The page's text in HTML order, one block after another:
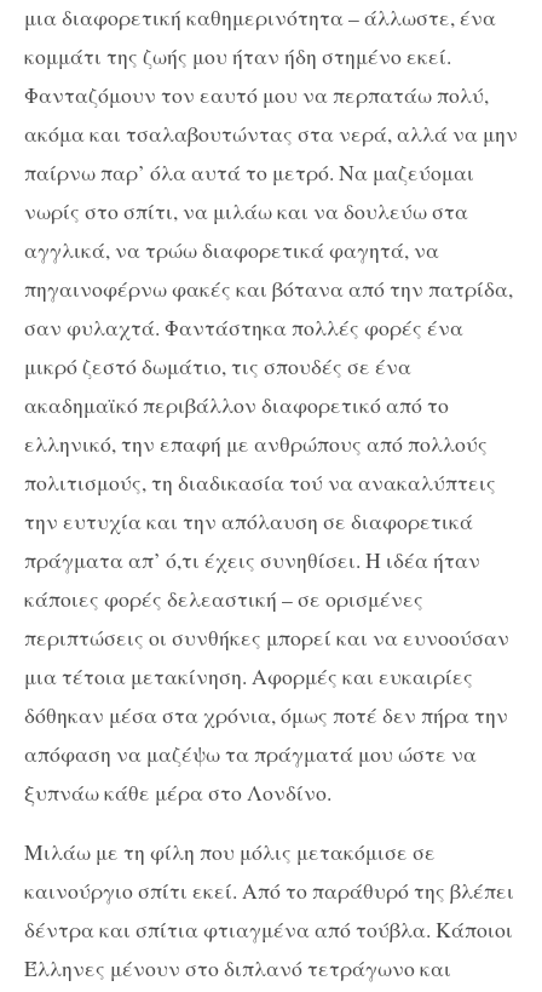
μια διαφορετική καθημερινότητα – άλλωστε, ένα
κομμάτι της ζωής μου ήταν ήδη στημένο εκεί.
Φανταζόμουν τον εαυτό μου να περπατάω πολύ,
ακόμα και τσαλαβουτώντας στα νερά, αλλά να μην
παίρνω παρ’ όλα αυτά το μετρό. Να μαζεύομαι
νωρίς στο σπίτι, να μιλάω και να δουλεύω στα
αγγλικά, να τρώω διαφορετικά φαγητά, να
πηγαινοφέρνω φακές και βότανα από την πατρίδα,
σαν φυλαχτά. Φαντάστηκα πολλές φορές ένα
μικρό ζεστό δωμάτιο, τις σπουδές σε ένα
ακαδημαϊκό περιβάλλον διαφορετικό από το
ελληνικό, την επαφή με ανθρώπους από πολλούς
πολιτισμούς, τη διαδικασία τού να ανακαλύπτεις
την ευτυχία και την απόλαυση σε διαφορετικά
πράγματα απ’ ό,τι έχεις συνηθίσει. Η ιδέα ήταν
κάποιες φορές δελεαστική – σε ορισμένες
περιπτώσεις οι συνθήκες μπορεί και να ευνοούσαν
μια τέτοια μετακίνηση. Αφορμές και ευκαιρίες
δόθηκαν μέσα στα χρόνια, όμως ποτέ δεν πήρα την
απόφαση να μαζέψω τα πράγματά μου ώστε να
ξυπνάω κάθε μέρα στο Λονδίνο.
Μιλάω με τη φίλη που μόλις μετακόμισε σε
καινούργιο σπίτι εκεί. Από το παράθυρό της βλέπει
δέντρα και σπίτια φτιαγμένα από τούβλα. Κάποιοι
Έλληνες μένουν στο διπλανό τετράγωνο και